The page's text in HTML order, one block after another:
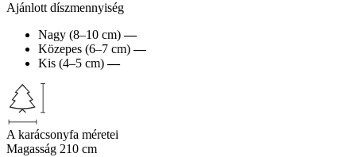
Ajánlott díszmennyiség
Nagy (8–10 cm) —
Közepes (6–7 cm) —
Kis (4–5 cm) —
A karácsonyfa méretei
Magasság 210 cm